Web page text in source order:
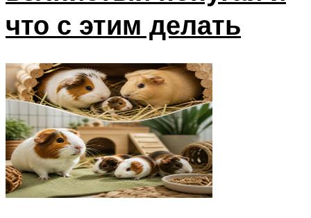
что с этим делать